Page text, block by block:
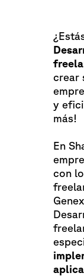
crear
y
más!
En
con